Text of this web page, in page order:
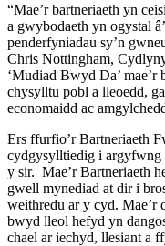
“Mae’r bartneriaeth yn
a gwybodaeth yn ogystal
penderfyniadau sy’n
Chris Nottingham,
‘Mudiad Bwyd Da’
chysylltu pobl a lleoedd,
economaidd ac
Ers ffurfio’r Bartneriaeth
cydgysylltiedig i argyfwng
y sir. Mae’r Bartneriaeth
gwell mynediad at dir i
weithredu ar y cyd. Mae’r
bwyd lleol hefyd yn
chael ar iechyd, llesiant a